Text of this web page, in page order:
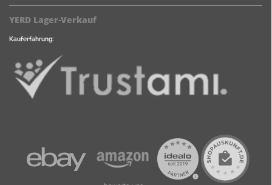
YERD Lager-Verkauf
Kauferfahrung: